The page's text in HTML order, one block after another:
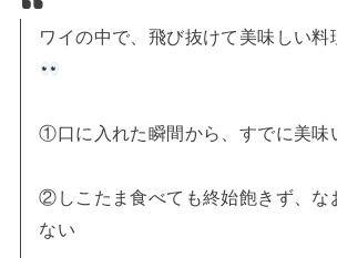
ワイの中で、飛び抜けて美味しい料
①口に入れた瞬間から、すでに美味
②しこたま食べても終始飽きず、な
ない